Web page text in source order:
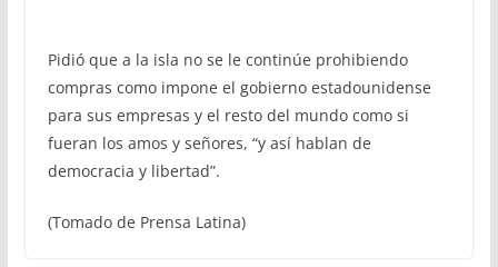
Pidió que a la isla no se le continúe prohibiendo
compras como impone el gobierno estadounidense
para sus empresas y el resto del mundo como si
fueran los amos y señores, “y así hablan de
democracia y libertad”.
(Tomado de Prensa Latina)